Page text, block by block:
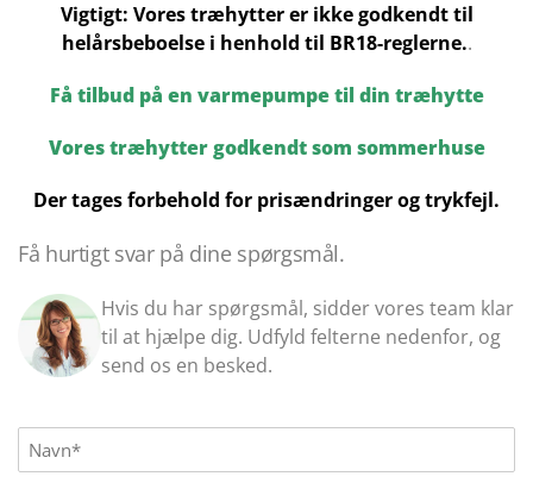
Vigtigt: Vores træhytter er ikke godkendt til
helårsbeboelse i henhold til BR18-reglerne..
Få tilbud på en varmepumpe til din træhytte
Vores træhytter godkendt som sommerhuse
Der tages forbehold for prisændringer og trykfejl.
Få hurtigt svar på dine spørgsmål.
Hvis du har spørgsmål, sidder vores team klar
til at hjælpe dig. Udfyld felterne nedenfor, og
send os en besked.
Name(Påkrævet)